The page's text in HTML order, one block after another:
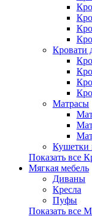
Кровати
Матрасы
Кушетки
Показать все
Мягкая мебель
Диваны
Кресла
Пуфы
Показать все